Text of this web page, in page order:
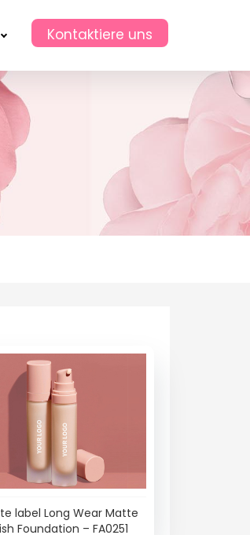
Kontaktiere uns
label Long Wear Matte
Foundation – FA0251